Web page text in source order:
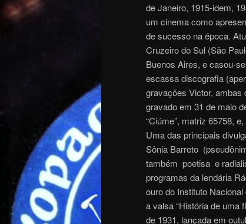
de Janeiro, 1915-idem,
um cinema como
de sucesso na época.
Cruzeiro do Sul (São
Buenos Aires, e casou-
escassa discografia
gravações Victor, ambas
gravado em 31 de maio
“Ciúme”, matriz 65758,
Uma das principais
Sônia Barreto
também poetisa e
programas da lendária
ouro do Instituto
a valsa “História de uma
de 1931, lançada em